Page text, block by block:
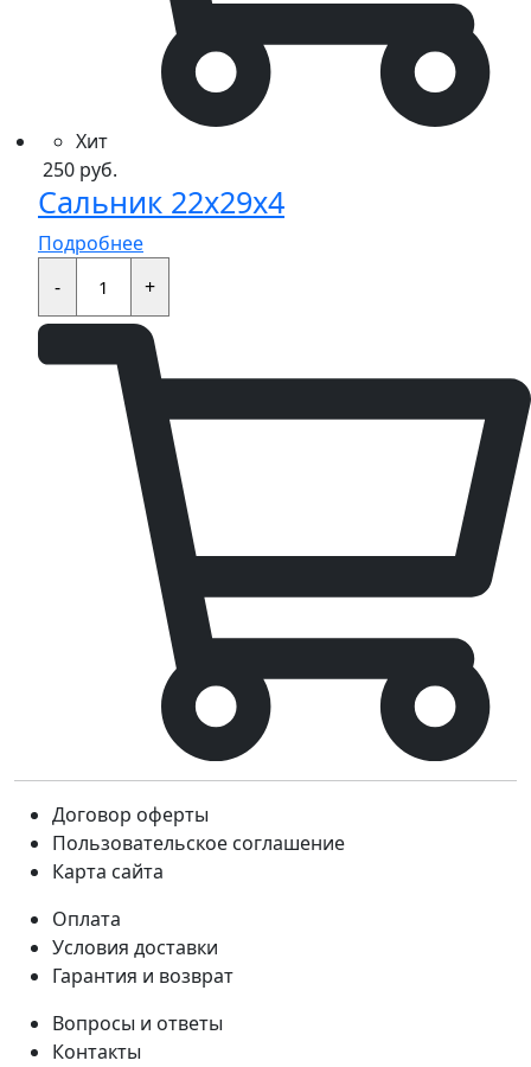
Хит
250 руб.
Сальник 22x29x4
Подробнее
-
Сальник
22x29x4+
Договор оферты
Пользовательское соглашение
Карта сайта
Оплата
Условия доставки
Гарантия и возврат
Вопросы и ответы
Контакты